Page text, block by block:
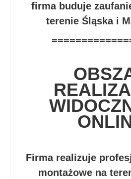
firma buduje
terenie Śląska i
Firma realizuje
montażowe na